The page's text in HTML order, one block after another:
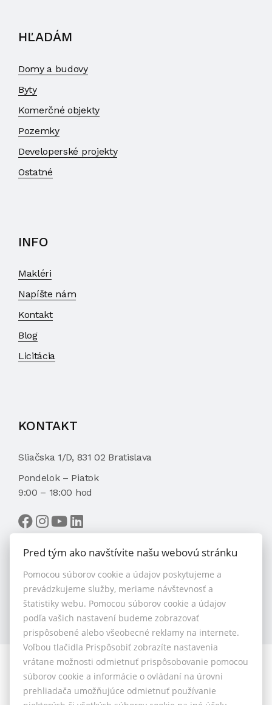
HĽADÁM
Domy a budovy
Byty
Komerčné objekty
Pozemky
Developerské projekty
Ostatné
INFO
Makléri
Napíšte nám
Kontakt
Blog
Licitácia
KONTAKT
Sliačska 1/D, 831 02 Bratislava
Pondelok – Piatok
9:00 – 18:00 hod
VYBRAŤ MAKLÉRA
© 2026 - 1.BCR s.r.o.
Sliačska 10235/1D, Bratislava 83102, Tel.: +421 901 789
818 , Mobil: +421 901 789 818 , E-mail: info@1bcr.sk
Pred tým ako navštívite našu webovú stránku
Pomocou súborov cookie a údajov poskytujeme a
prevádzkujeme služby, meriame návštevnosť a
štatistiky webu. Pomocou súborov cookie a údajov
podľa vašich nastavení budeme zobrazovať
prispôsobené alebo všeobecné reklamy na internete.
Voľbou tlačidla Prispôsobiť zobrazíte nastavenia
vrátane možnosti odmietnuť prispôsobovanie pomocou
súborov cookie a informácie o ovládaní na úrovni
prehliadača umožňujúce odmietnuť používanie